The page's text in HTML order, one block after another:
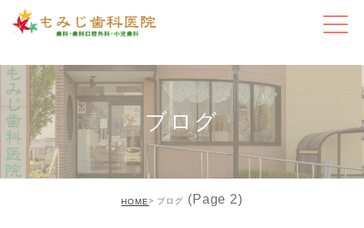
ブログ
HOME ブログ (Page 2)